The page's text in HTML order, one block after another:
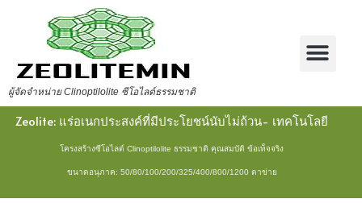
ผู้จัดจำหน่าย Clinoptilolite ซีโอไลต์ธรรมชาติ
Zeolite: แร่อเนกประสงค์ที่มีประโยชน์นับไม่ถ้วน- เทคโนโลยี
โครงสร้างซีโอไลต์ Clinoptilolite ธรรมชาติ คุณสมบัติ ข้อเท็จจริง
ขนาดอนุภาค: 50/80/100/200/325/400/800/1200 ตาข่าย